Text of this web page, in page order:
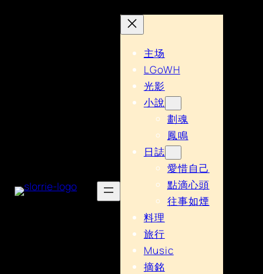
主场
LGoWH
光影
小說
劃魂
鳳鳴
日誌
愛惜自己
點滴心頭
往事如煙
料理
旅行
Music
摘銘